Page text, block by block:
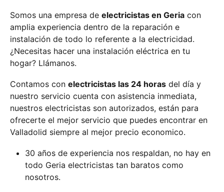
Somos una empresa de electricistas en Geria con
amplia experiencia dentro de la reparación e
instalación de todo lo referente a la electricidad.
¿Necesitas hacer una instalación eléctrica en tu
hogar? Llámanos.
Contamos con electricistas las 24 horas del día y
nuestro servicio cuenta con asistencia inmediata,
nuestros electricistas son autorizados, están para
ofrecerte el mejor servicio que puedes encontrar en
Valladolid siempre al mejor precio economico.
30 años de experiencia nos respaldan, no hay en
todo Geria electricistas tan baratos como
nosotros.